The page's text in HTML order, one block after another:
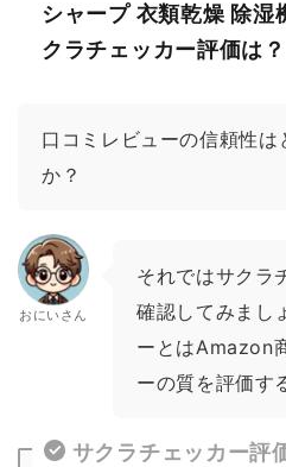
シャープ 衣類乾燥 除
クラチェッカー評価は？
口コミレビューの信頼性は
か？
おにいさん
それではサクラ
確認してみまし
ーとはAmazon
ーの質を評価す
サクラチェッカー評